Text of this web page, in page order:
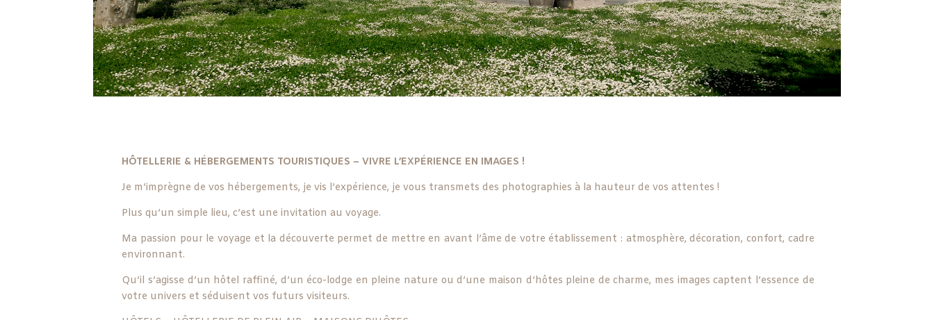
HÔTELLERIE & HÉBERGEMENTS TOURISTIQUES – VIVRE L’EXPÉRIENCE EN IMAGES !
Je m’imprègne de vos hébergements, je vis l’expérience, je vous transmets des photographies à la hauteur de vos attentes !
Plus qu’un simple lieu, c’est une invitation au voyage.
Ma passion pour le voyage et la découverte permet de mettre en avant l’âme de votre établissement : atmosphère, décoration, confort, cadre
environnant.
Qu’il s’agisse d’un hôtel raffiné, d’un éco-lodge en pleine nature ou d’une maison d’hôtes pleine de charme, mes images captent l’essence de
votre univers et séduisent vos futurs visiteurs.